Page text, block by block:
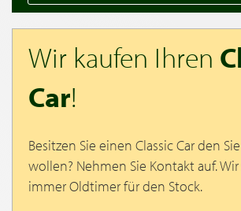
Wir kaufen Ihren
Car!
Besitzen Sie einen Classic Car den
wollen? Nehmen Sie Kontakt auf.
immer Oldtimer für den Stock.